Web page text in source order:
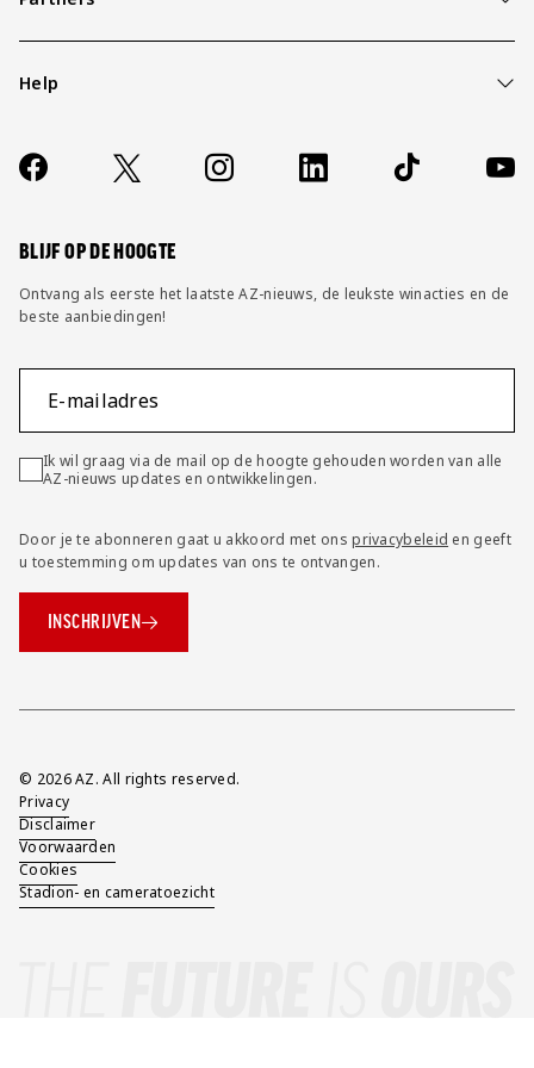
Help
Contact
FAQ
Socials
https://www.facebook.com/AZAlkmaar
X Instagram LinkedIn TikTok
BLIJF OP DE HOOGTE
Ontvang als eerste het laatste AZ-nieuws, de leukste winacties en de
beste aanbiedingen!
E-mailadres
Ik wil graag via de mail op de hoogte gehouden worden van alle
AZ-nieuws updates en ontwikkelingen.
Door je te abonneren gaat u akkoord met onsprivacybeleid en geeft
u toestemming om updates van ons te ontvangen.
INSCHRIJVEN
Overig
© 2026 AZ. All rights reserved.
Privacy
Disclaimer
Voorwaarden
Cookies
Stadion- en cameratoezicht